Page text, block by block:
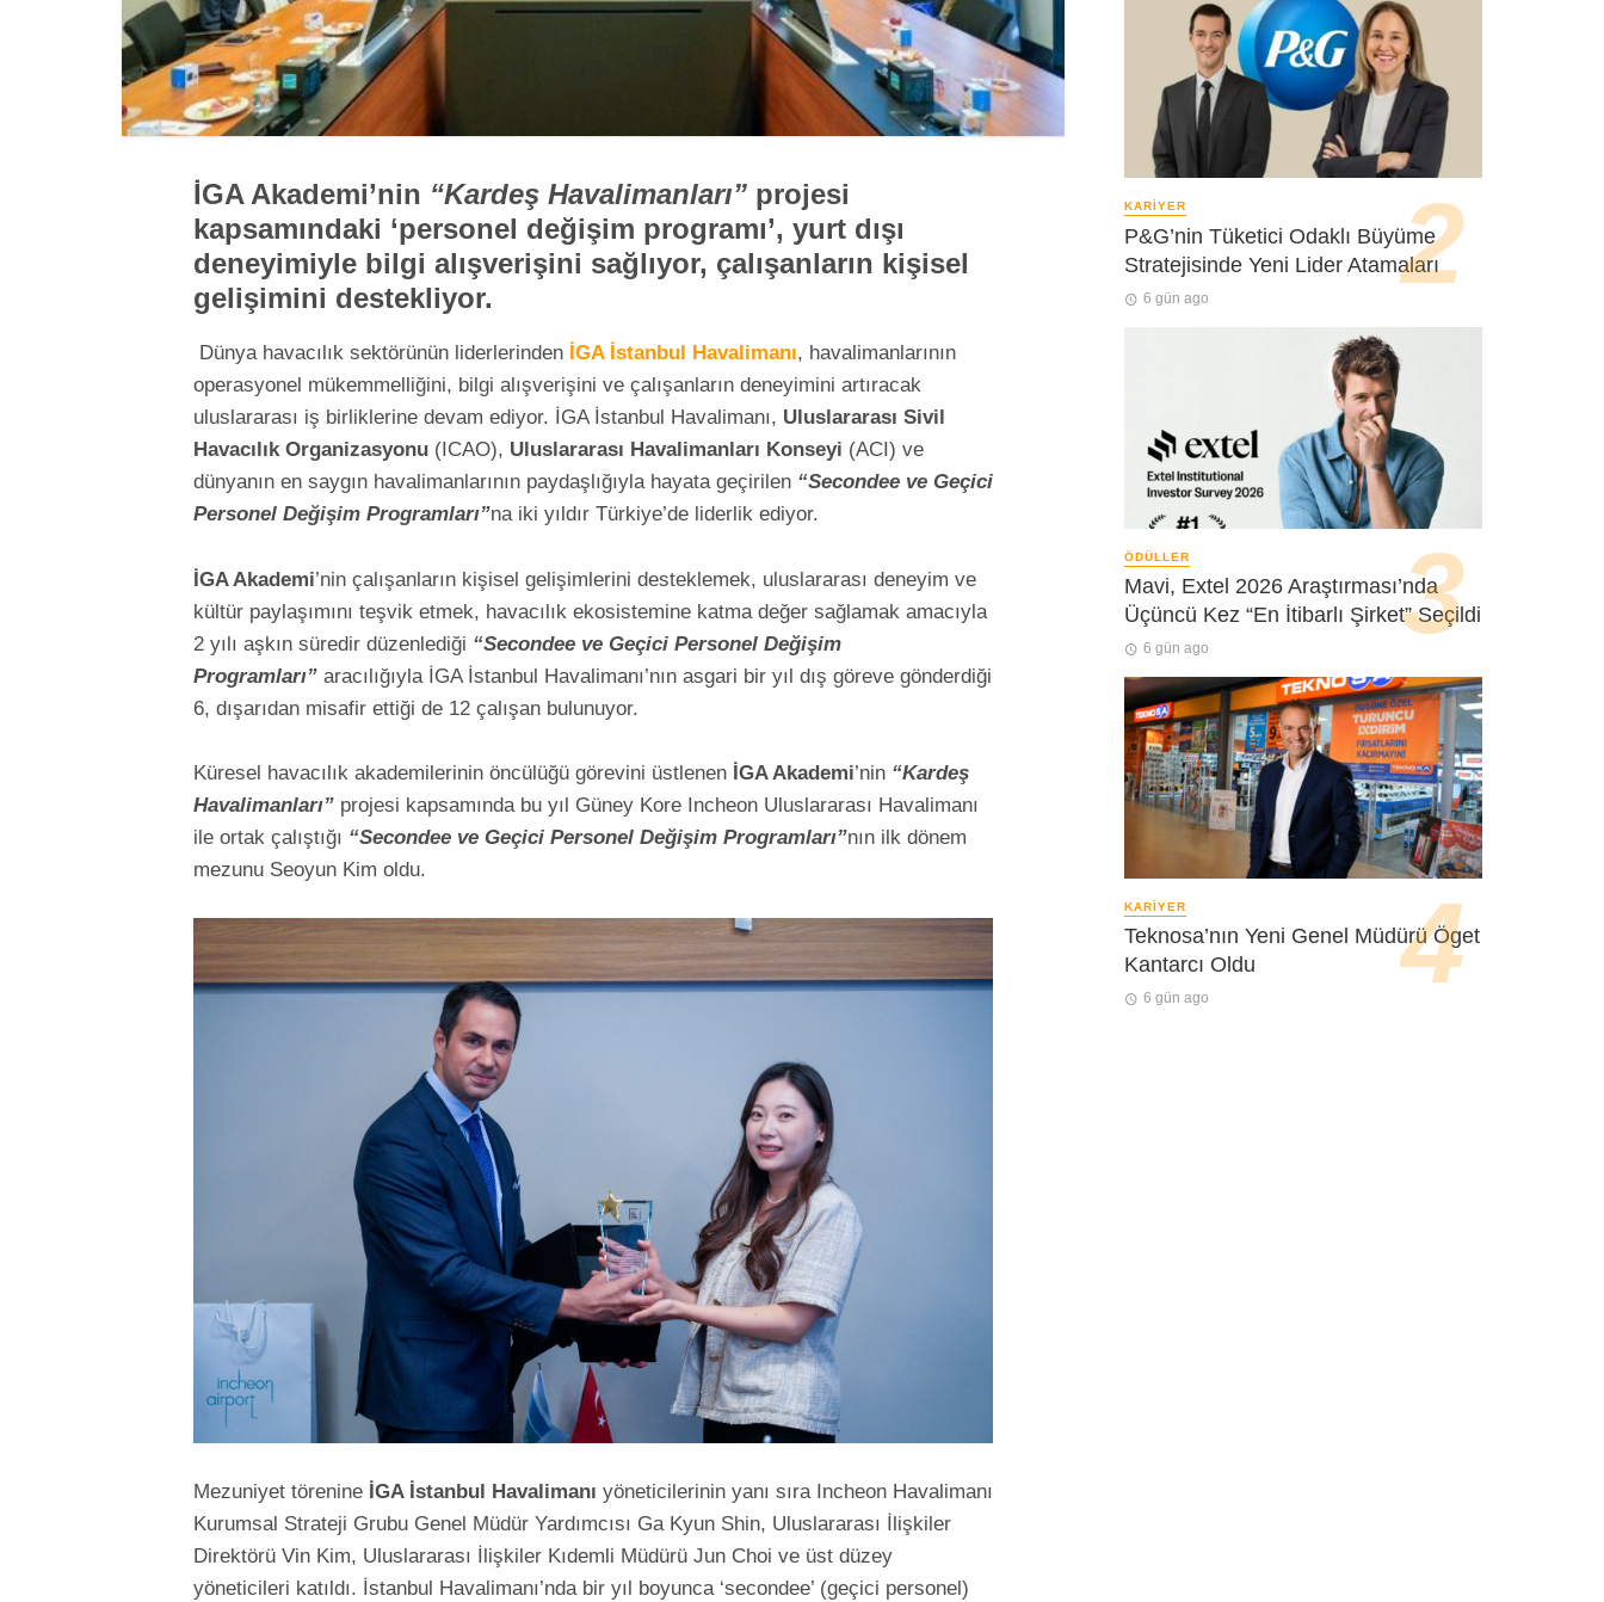
İGA Akademi’nin “Kardeş Havalimanları” projesi
kapsamındaki ‘personel değişim programı’, yurt dışı
deneyimiyle bilgi alışverişini sağlıyor, çalışanların kişisel
gelişimini destekliyor.
Dünya havacılık sektörünün liderlerinden İGA İstanbul Havalimanı, havalimanlarının
operasyonel mükemmelliğini, bilgi alışverişini ve çalışanların deneyimini artıracak
uluslararası iş birliklerine devam ediyor. İGA İstanbul Havalimanı, Uluslararası Sivil
Havacılık Organizasyonu (ICAO), Uluslararası Havalimanları Konseyi (ACI) ve
dünyanın en saygın havalimanlarının paydaşlığıyla hayata geçirilen “Secondee ve Geçici
Personel Değişim Programları”na iki yıldır Türkiye’de liderlik ediyor.
İGA Akademi’nin çalışanların kişisel gelişimlerini desteklemek, uluslararası deneyim ve
kültür paylaşımını teşvik etmek, havacılık ekosistemine katma değer sağlamak amacıyla
2 yılı aşkın süredir düzenlediği “Secondee ve Geçici Personel Değişim
Programları” aracılığıyla İGA İstanbul Havalimanı’nın asgari bir yıl dış göreve gönderdiği
6, dışarıdan misafir ettiği de 12 çalışan bulunuyor.
Küresel havacılık akademilerinin öncülüğü görevini üstlenen İGA Akademi’nin “Kardeş
Havalimanları” projesi kapsamında bu yıl Güney Kore Incheon Uluslararası Havalimanı
ile ortak çalıştığı “Secondee ve Geçici Personel Değişim Programları”nın ilk dönem
mezunu Seoyun Kim oldu.
Mezuniyet törenine İGA İstanbul Havalimanı yöneticilerinin yanı sıra Incheon Havalimanı
Kurumsal Strateji Grubu Genel Müdür Yardımcısı Ga Kyun Shin, Uluslararası İlişkiler
Direktörü Vin Kim, Uluslararası İlişkiler Kıdemli Müdürü Jun Choi ve üst düzey
yöneticileri katıldı. İstanbul Havalimanı’nda bir yıl boyunca ‘secondee’ (geçici personel)
KARIYER
P&G’nin Tüketici Odaklı Büyüme
Stratejisinde Yeni Lider Atamaları
6 gün ago
ÖDÜLLER
Mavi, Extel 2026 Araştırması’nda
Üçüncü Kez “En İtibarlı Şirket” Seçildi
6 gün ago
KARIYER
Teknosa’nın Yeni Genel Müdürü Öget
Kantarcı Oldu
6 gün ago